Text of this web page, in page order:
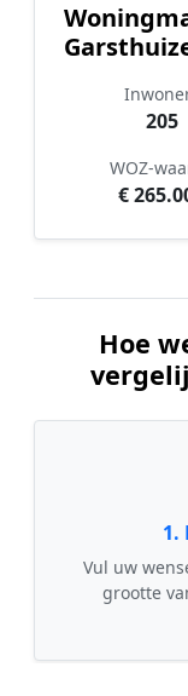
205
WOZ-
€
Hoe
1.
Vul uw
grootte